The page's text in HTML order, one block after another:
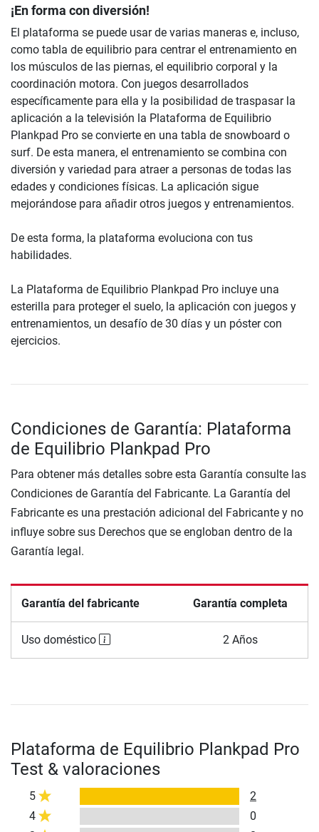
¡En forma con diversión!
El plataforma se puede usar de varias maneras e, incluso,
como tabla de equilibrio para centrar el entrenamiento en
los músculos de las piernas, el equilibrio corporal y la
coordinación motora. Con juegos desarrollados
específicamente para ella y la posibilidad de traspasar la
aplicación a la televisión la Plataforma de Equilibrio
Plankpad Pro se convierte en una tabla de snowboard o
surf. De esta manera, el entrenamiento se combina con
diversión y variedad para atraer a personas de todas las
edades y condiciones físicas. La aplicación sigue
mejorándose para añadir otros juegos y entrenamientos.
De esta forma, la plataforma evoluciona con tus
habilidades.
La Plataforma de Equilibrio Plankpad Pro incluye una
esterilla para proteger el suelo, la aplicación con juegos y
entrenamientos, un desafío de 30 días y un póster con
ejercicios.
Condiciones de Garantía: Plataforma
de Equilibrio Plankpad Pro
Para obtener más detalles sobre esta Garantía consulte las
Condiciones de Garantía del Fabricante. La Garantía del
Fabricante es una prestación adicional del Fabricante y no
influye sobre sus Derechos que se engloban dentro de la
Garantía legal.
Garantía del fabricante Garantía completa
Uso doméstico 2 Años
Plataforma de Equilibrio Plankpad Pro
Test & valoraciones
5
2
4
0